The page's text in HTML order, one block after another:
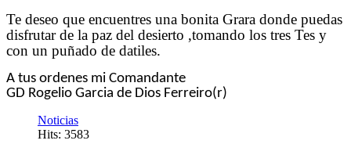
Te deseo que encuentres una bonita Grara donde puedas
disfrutar de la paz del desierto ,tomando los tres Tes y
con un puñado de datiles.
A tus ordenes mi Comandante
GD Rogelio Garcia de Dios Ferreiro(r)
Noticias
Hits: 3583